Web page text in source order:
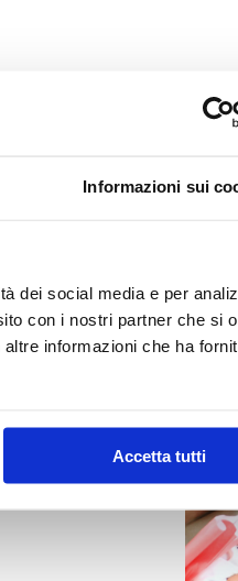
Informazioni sui
dei social media e per
con i nostri partner che si
informazioni che ha
Accetta tutti
di Forum Palermo!